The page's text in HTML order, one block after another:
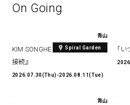
On Going
青山
Spiral Garden
KIM SONGHE EXHIBITION 『愛と
接続』
2026.07.30(Thu)-2026.08.11(Tue)
「い
青山